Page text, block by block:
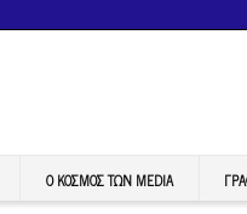
Ο ΚΟΣΜΟΣ ΤΩΝ MEDIA